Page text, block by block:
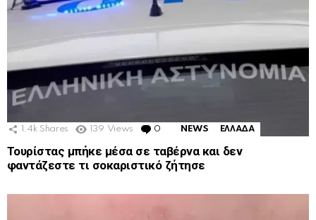
1.4k Shares 139 Views 0 Comments
NEWS ΕΛΛΑΔΑ
Τουρίστας μπήκε μέσα σε ταβέρνα και δεν
φαντάζεστε τι σοκαριστικό ζήτησε